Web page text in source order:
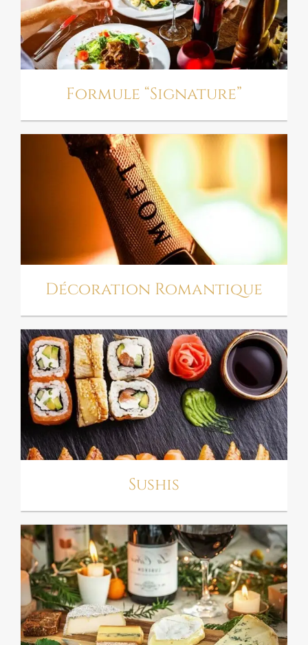
FORMULE “SIGNATURE”
Formule “Signature”
DÉCORATION
ROMANTIQUE
Décoration Romantique
SUSHIS
Sushis
PLATEAU DE
FROMAGES